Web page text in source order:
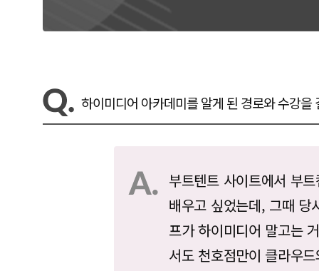
하이미디어 아카데미를 알게 된 경로와 수강을
부트텐트 사이트에서 부
배우고 싶었는데, 그때 당
프가 하이미디어 말고는
서도 천호점만이 클라우